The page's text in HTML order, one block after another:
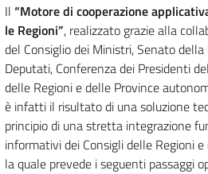
Il “Motore di cooperazione
le Regioni”, realizzato grazie alla
del Consiglio dei Ministri, Senato della
Deputati, Conferenza dei Presidenti
delle Regioni e delle Province
è infatti il risultato di una soluzione
principio di una stretta integrazione
informativi dei Consigli delle Regioni
la quale prevede i seguenti passaggi